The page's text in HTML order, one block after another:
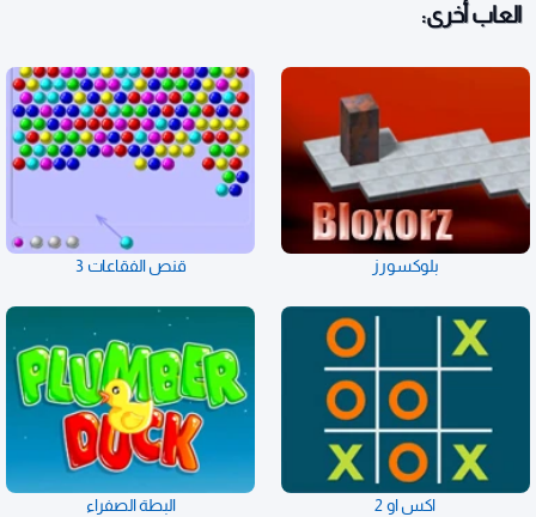
العاب أخرى:
بلوكسورز قنص الفقاعات 3
اكس او 2 البطة الصفراء